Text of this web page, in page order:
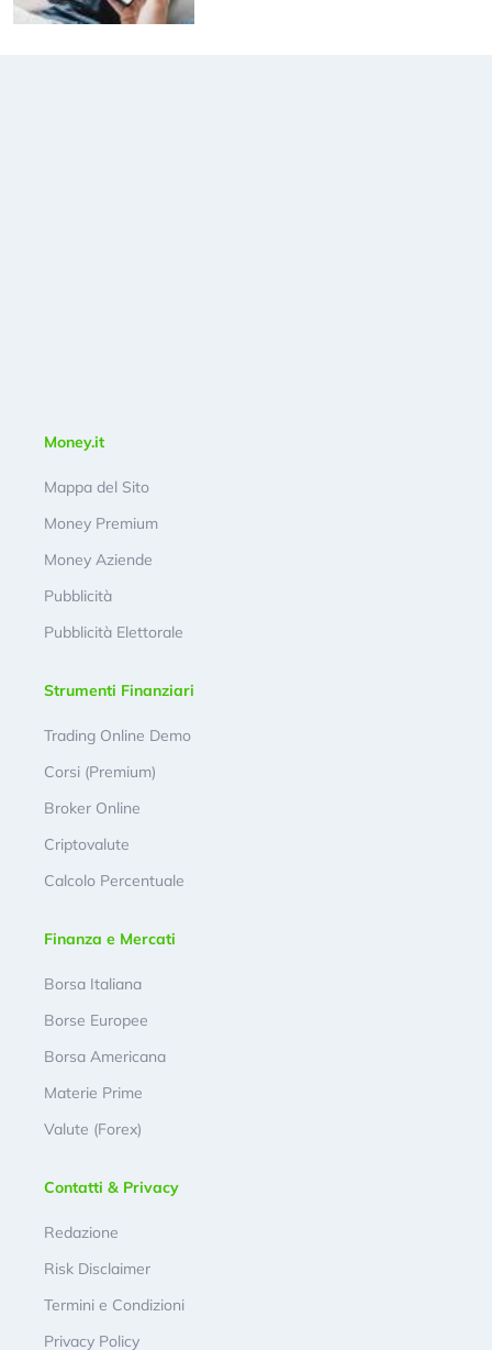
Money.it
Mappa del Sito
Money Premium
Money Aziende
Pubblicità
Pubblicità Elettorale
Strumenti Finanziari
Trading Online Demo
Corsi (Premium)
Broker Online
Criptovalute
Calcolo Percentuale
Finanza e Mercati
Borsa Italiana
Borse Europee
Borsa Americana
Materie Prime
Valute (Forex)
Contatti & Privacy
Redazione
Risk Disclaimer
Termini e Condizioni
Privacy Policy